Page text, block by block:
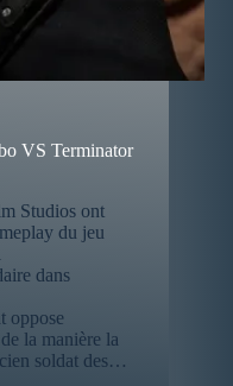
VS Terminator
Studios ont
du jeu
dans
oppose
la manière la
soldat des…